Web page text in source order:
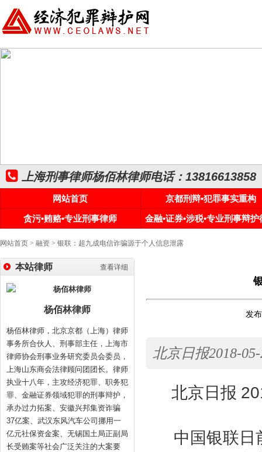
上海刑事律师杨佰林律师电话：13816613858
网站首页
京都刑辩•犯罪事实重构
贪污•贿赂•专业刑事律师
金融•证券•涉税•专业刑事辩护
网站首页 > 融资 > 银联：超九成电信诈骗源于个人信息泄露
查看详细
本站律师
杨佰林律师
杨佰林律师，北京京都（上海）律师
事务所合伙人、刑事部主任，上海市
律师协会刑事业务研究委员会委员，
上海山东商会法律顾问团团长。律师
执业十八年，主攻经济犯罪、职务犯
罪、金融证券领域犯罪的刑事辩护，
承办过力拓案、安徽兴邦集资诈骗
37亿案、武汉东风汽车公司挪用一
亿元社保资金案、无锡国土局正副局
长受贿案等社会广泛关注的大案要
发
北京日报2018-
北京日报
中国银联日